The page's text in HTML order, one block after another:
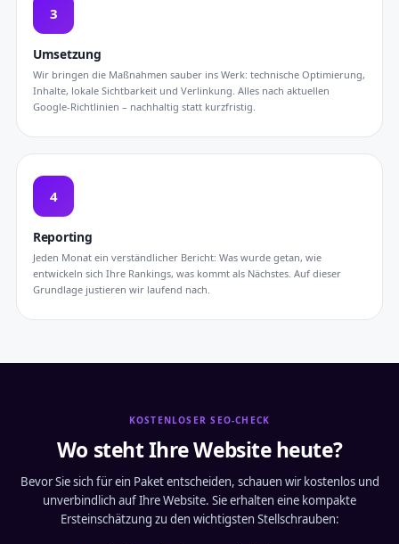
3
Umsetzung
Wir bringen die Maßnahmen sauber ins Werk: technische Optimierung,
Inhalte, lokale Sichtbarkeit und Verlinkung. Alles nach aktuellen
Google-Richtlinien – nachhaltig statt kurzfristig.
4
Reporting
Jeden Monat ein verständlicher Bericht: Was wurde getan, wie
entwickeln sich Ihre Rankings, was kommt als Nächstes. Auf dieser
Grundlage justieren wir laufend nach.
KOSTENLOSER SEO-CHECK
Wo steht Ihre Website heute?
Bevor Sie sich für ein Paket entscheiden, schauen wir kostenlos und
unverbindlich auf Ihre Website. Sie erhalten eine kompakte
Ersteinschätzung zu den wichtigsten Stellschrauben: